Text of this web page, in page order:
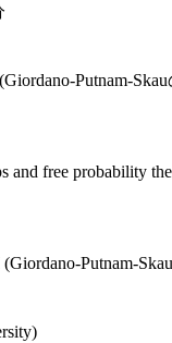
Putnam-
and free probability
Putnam-